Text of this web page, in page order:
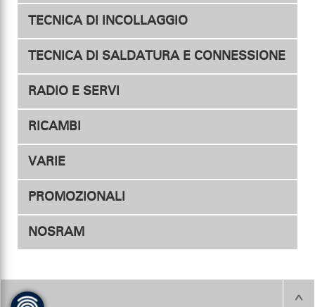
Accessori
Pneumatici 1/10
Pneumatici 1/8
TECNICA DI INCOLLAGGIO
TECNICA DI SALDATURA E CONNESSIONE
Stazione di saldatura
RADIO E SERVI
RICAMBI
VARIE
PROMOZIONALI
NOSRAM